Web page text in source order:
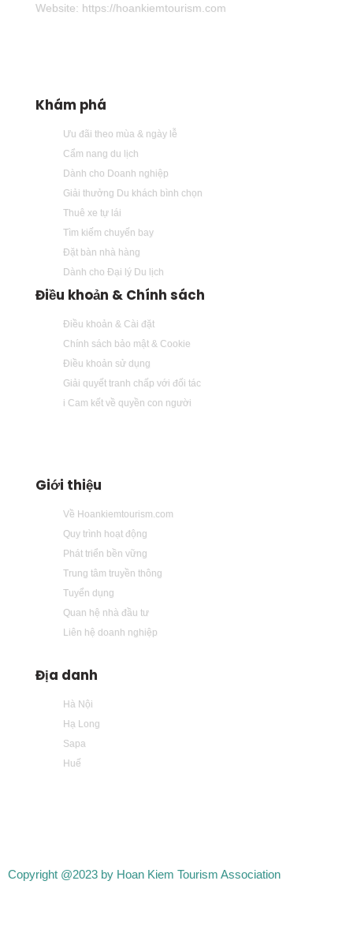
Website: https://hoankiemtourism.com
Khám phá
Ưu đãi theo mùa & ngày lễ
Cẩm nang du lịch
Dành cho Doanh nghiệp
Giải thưởng Du khách bình chọn
Thuê xe tự lái
Tìm kiếm chuyến bay
Đặt bàn nhà hàng
Dành cho Đại lý Du lịch
Điều khoản & Chính sách
Điều khoản & Cài đặt
Chính sách bảo mật & Cookie
Điều khoản sử dụng
Giải quyết tranh chấp với đối tác
i Cam kết về quyền con người
Giới thiệu
Về Hoankiemtourism.com
Quy trình hoạt động
Phát triển bền vững
Trung tâm truyền thông
Tuyển dụng
Quan hệ nhà đầu tư
Liên hệ doanh nghiệp
Địa danh
Hà Nội
Hạ Long
Sapa
Huế
Copyright @2023 by Hoan Kiem Tourism Association